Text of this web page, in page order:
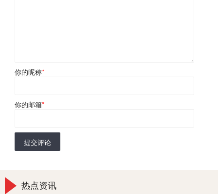
你的昵称*
你的邮箱*
提交评论
热点资讯